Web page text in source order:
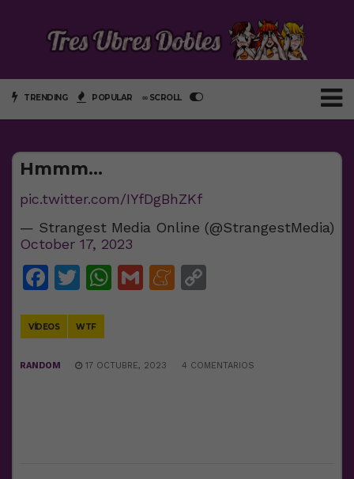
TRENDING POPULAR ∞ SCROLL
Hmmm…
pic.twitter.com/IYfDgBhZKf
— Strangest Media Online (@StrangestMedia)
October 17, 2023
Facebook
Twitter
WhatsApp
GmailMeneame
VÍDEOS WTF
RANDOM 17 OCTUBRE, 2023 4 COMENTARIOS